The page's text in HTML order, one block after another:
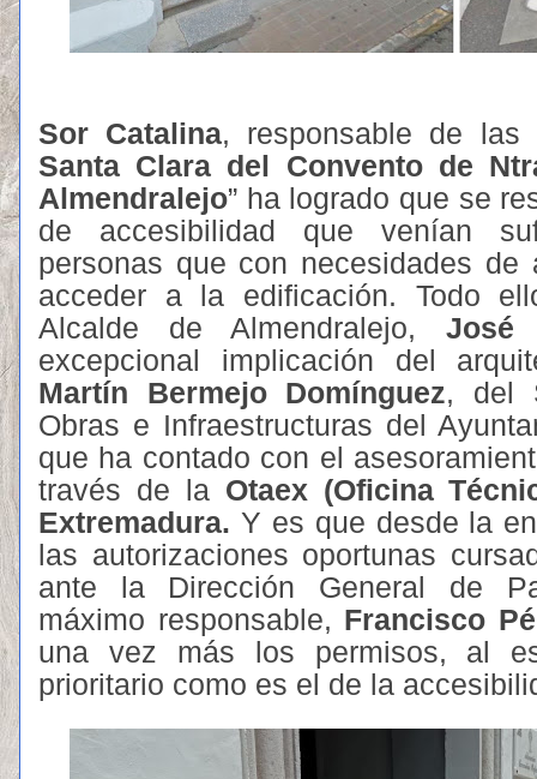
Sor Catalina, responsable de las
Santa Clara del Convento de
Almendralejo” ha logrado que se
de accesibilidad que venían
personas que con necesidades de
acceder a la edificación. Todo
Alcalde de Almendralejo, José
excepcional implicación del
Martín Bermejo Domínguez, del
Obras e Infraestructuras del
que ha contado con el
través de la Otaex (Oficina
Extremadura. Y es que desde la
las autorizaciones oportunas
ante la Dirección General de
máximo responsable, Francisco
una vez más los permisos, al
prioritario como es el de la